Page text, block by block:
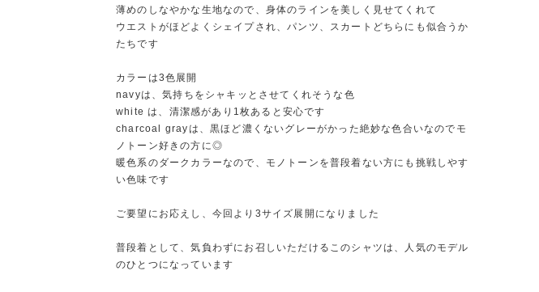
薄めのしなやかな生地なので、身体のラインを美しく見せてくれて
ウエストがほどよくシェイプされ、パンツ、スカートどちらにも似合うか
たちです
カラーは3色展開
navyは、気持ちをシャキッとさせてくれそうな色
white は、清潔感があり1枚あると安心です
charcoal grayは、黒ほど濃くないグレーがかった絶妙な色合いなのでモ
ノトーン好きの方に◎
暖色系のダークカラーなので、モノトーンを普段着ない方にも挑戦しやす
い色味です
ご要望にお応えし、今回より3サイズ展開になりました
普段着として、気負わずにお召しいただけるこのシャツは、人気のモデル
のひとつになっています